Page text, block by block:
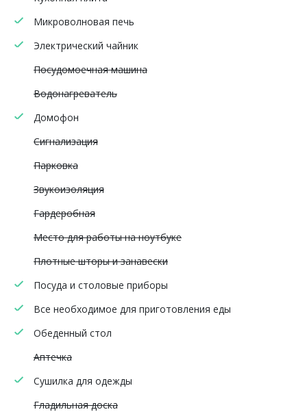
Микроволновая печь
Электрический чайник
Посудомоечная машина
Водонагреватель
Домофон
Сигнализация
Парковка
Звукоизоляция
Гардеробная
Место для работы на ноутбуке
Плотные шторы и занавески
Посуда и столовые приборы
Все необходимое для приготовления еды
Обеденный стол
Аптечка
Сушилка для одежды
Гладильная доска